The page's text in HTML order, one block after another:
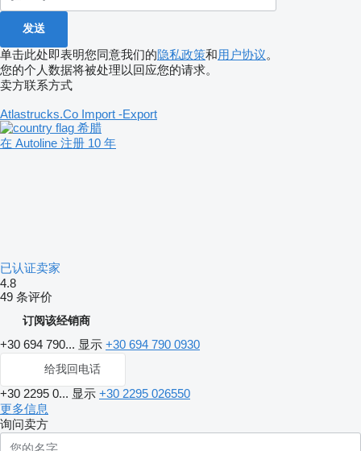
单击此处即表明您同意我们的隐私政策和用户协议。
您的个人数据将被处理以回应您的请求。
卖方联系方式
Atlastrucks.Co Import -Export
希腊
在 Autoline 注册 10 年
已认证卖家
4.8
49 条评价
订阅该经销商
+30 694 790... 显示 +30 694 790 0930
给我回电话
+30 2295 0... 显示 +30 2295 026550
更多信息
询问卖方